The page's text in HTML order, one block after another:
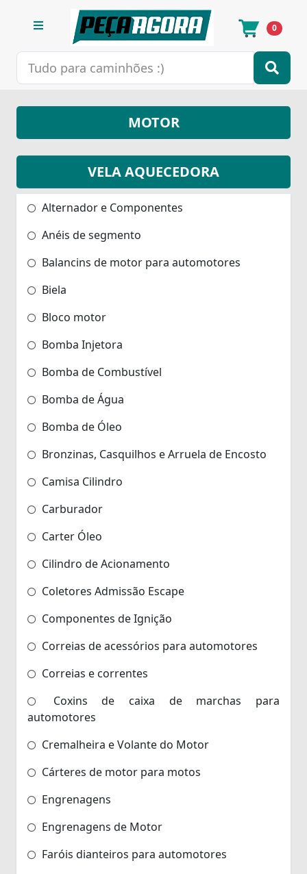
0
MOTOR
VELA AQUECEDORA
Alternador e Componentes
Anéis de segmento
Balancins de motor para automotores
Biela
Bloco motor
Bomba Injetora
Bomba de Combustível
Bomba de Água
Bomba de Óleo
Bronzinas, Casquilhos e Arruela de Encosto
Camisa Cilindro
Carburador
Carter Óleo
Cilindro de Acionamento
Coletores Admissão Escape
Componentes de Ignição
Correias de acessórios para automotores
Correias e correntes
Coxins de caixa de marchas para
automotores
Cremalheira e Volante do Motor
Cárteres de motor para motos
Engrenagens
Engrenagens de Motor
Faróis dianteiros para automotores